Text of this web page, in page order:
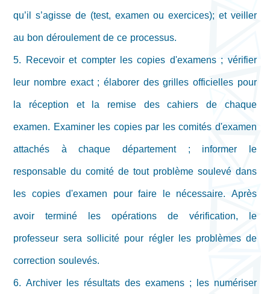
qu’il s’agisse de (test, examen ou exercices); et veiller
au bon déroulement de ce processus.
5. Recevoir et compter les copies d'examens ; vérifier
leur nombre exact ; élaborer des grilles officielles pour
la réception et la remise des cahiers de chaque
examen. Examiner les copies par les comités d'examen
attachés à chaque département ; informer le
responsable du comité de tout problème soulevé dans
les copies d'examen pour faire le nécessaire. Après
avoir terminé les opérations de vérification, le
professeur sera sollicité pour régler les problèmes de
correction soulevés.
6. Archiver les résultats des examens ; les numériser